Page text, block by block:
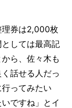
理券は2,000枚
しては最高記
ら、佐々木も
話せる人だっ
ってみたい
ですね」とイ